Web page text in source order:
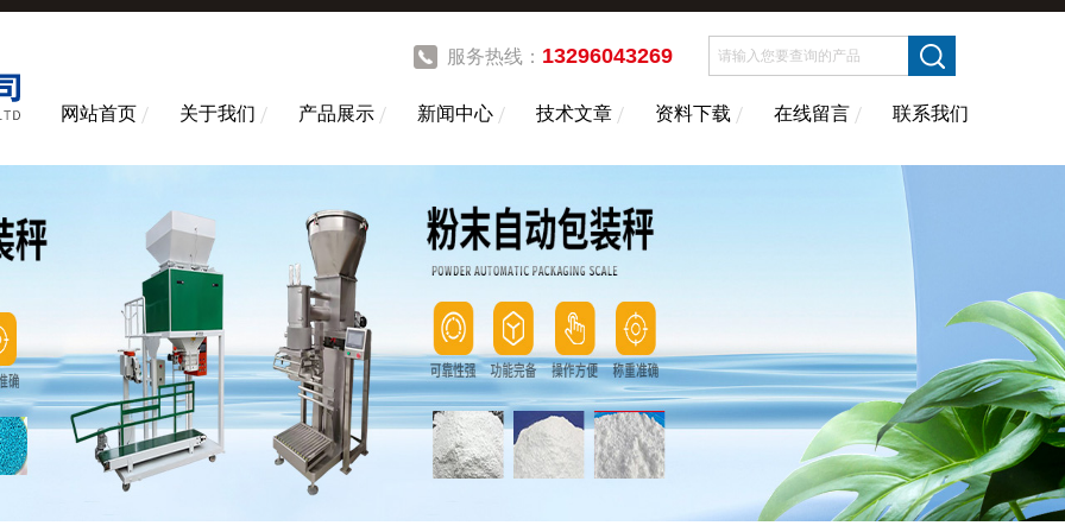
服务热线： 13296043269
网站首页 关于我们 产品展示 新闻中心 技术文章 资料下载 在线留言 联系我们